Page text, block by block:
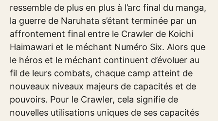
ressemble de plus en plus à l’arc final du manga,
la guerre de Naruhata s’étant terminée par un
affrontement final entre le Crawler de Koichi
Haimawari et le méchant Numéro Six. Alors que
le héros et le méchant continuent d’évoluer au
fil de leurs combats, chaque camp atteint de
nouveaux niveaux majeurs de capacités et de
pouvoirs. Pour le Crawler, cela signifie de
nouvelles utilisations uniques de ses capacités